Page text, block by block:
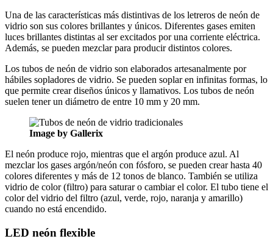
Una de las características más distintivas de los letreros de neón de
vidrio son sus colores brillantes y únicos. Diferentes gases emiten
luces brillantes distintas al ser excitados por una corriente eléctrica.
Además, se pueden mezclar para producir distintos colores.
Los tubos de neón de vidrio son elaborados artesanalmente por
hábiles sopladores de vidrio. Se pueden soplar en infinitas formas, lo
que permite crear diseños únicos y llamativos. Los tubos de neón
suelen tener un diámetro de entre 10 mm y 20 mm.
Image by Gallerix
El neón produce rojo, mientras que el argón produce azul. Al
mezclar los gases argón/neón con fósforo, se pueden crear hasta 40
colores diferentes y más de 12 tonos de blanco. También se utiliza
vidrio de color (filtro) para saturar o cambiar el color. El tubo tiene el
color del vidrio del filtro (azul, verde, rojo, naranja y amarillo)
cuando no está encendido.
LED neón flexible